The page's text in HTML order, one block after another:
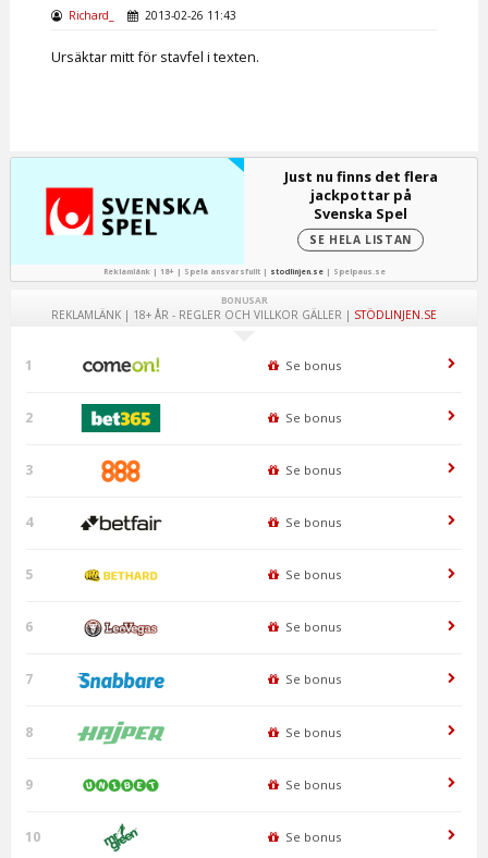
Richard_ 2013-02-26 11:43
Ursäktar mitt för stavfel i texten.
Just nu finns det flera
jackpottar på
Svenska Spel
SE HELA LISTAN
Reklamlänk | 18+ | Spela ansvarsfullt | stodlinjen.se| Spelpaus.se
BONUSAR
REKLAMLÄNK | 18+ ÅR - REGLER OCH VILLKOR GÄLLER | STÖDLINJEN.SE
1 Se bonus
2 Se bonus
3 Se bonus
4 Se bonus
5 Se bonus
6 Se bonus
7 Se bonus
8 Se bonus
9 Se bonus
10 Se bonus